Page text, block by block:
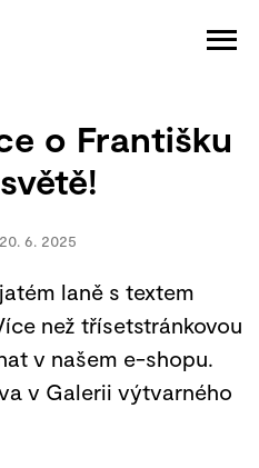
o Františku
20. 6. 2025
laně s textem
než třísetstránkovou
v našem e-shopu.
v Galerii výtvarného